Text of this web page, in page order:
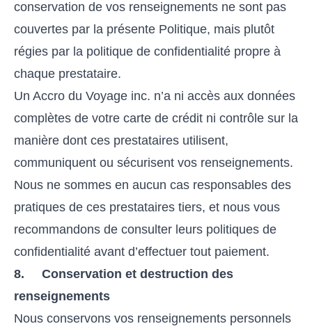
conservation de vos renseignements ne sont pas
couvertes par la présente Politique, mais plutôt
régies par la politique de confidentialité propre à
chaque prestataire.
Un Accro du Voyage inc. n’a ni accès aux données
complètes de votre carte de crédit ni contrôle sur la
manière dont ces prestataires utilisent,
communiquent ou sécurisent vos renseignements.
Nous ne sommes en aucun cas responsables des
pratiques de ces prestataires tiers, et nous vous
recommandons de consulter leurs politiques de
confidentialité avant d’effectuer tout paiement.
8. Conservation et destruction des
renseignements
Nous conservons vos renseignements personnels